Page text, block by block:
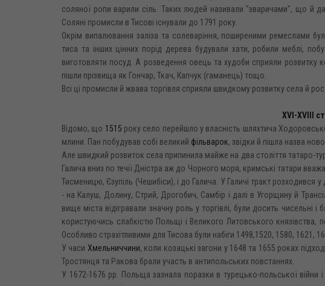
соляної ропи варили сіль. Таких людей називали "зваричами", що й
Соляні промисли в Тисові існували до 1791 року.
Окрім випалювання заліза та солеваріння, поширеними ремеслами
тиса та інших цінних порід дерева будували хати, робили меблі,
виготовляти посуд. А розведення овець та худоби сприяли розвитку
пішли прізвища як Гончар, Ткач, Капчук (гаманець) тощо.
Всі ці промисли й жвава торгівля сприяли швидкому розвитку села й
XVI-XVIII
Відомо, що 1515 року село перейшло у власність шляхтича
млини. Пан побудував собі великий фільварок, звідки й пішла назва
Але швидкий розвиток села припинила майже на два століття татаро-
Галича вниз по течії Дністра аж до Чорного моря, кримські татари
Тисменицю, Єзупіль (Чешибіси), і до Галича. У Галичі тракт
- на Калуш, Долину, Стрий, Дрогобич, Самбір і далі в Угорщину й
вище міста відігравали значну роль у торгівлі, були досить
користуючись слабкістю Польщі і Великого Литовського князівства,
Особливо страхітливими для Тисова були набіги 1498,1520, 1580, 1621,
У часи Хмельниччини, коли козацькі загони у 1648 та 1655 роках
Тростянця та Ракова брали участь в антипольських повстаннях.
У 1672-1676 pp. Польща зазнала поразки в турецько-польської